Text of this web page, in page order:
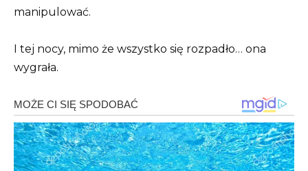
manipulować.
I tej nocy, mimo że wszystko się rozpadło… ona
wygrała.